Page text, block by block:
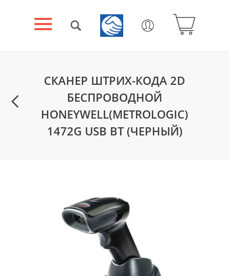
СКАНЕР ШТРИХ-КОДА 2D
БЕСПРОВОДНОЙ
HONEYWELL(METROLOGIC)
1472G USB BT (ЧЕРНЫЙ)